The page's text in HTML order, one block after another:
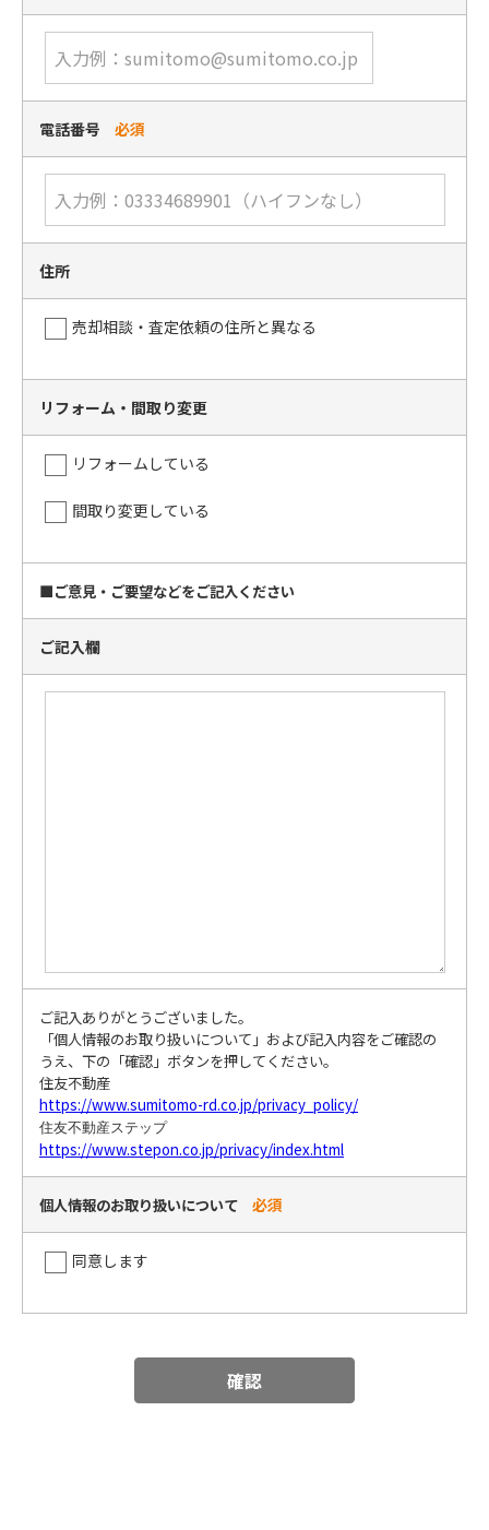
電話番号 必須
住所
売却相談・査定依頼の住所と異なる
リフォーム・間取り変更
リフォームしている
間取り変更している
■ご意見・ご要望などをご記入ください
ご記入欄
ご記入ありがとうございました。
「個人情報のお取り扱いについて」および記入内容をご確認の
うえ、下の「確認」ボタンを押してください。
住友不動産
https://www.sumitomo-rd.co.jp/privacy_policy/
住友不動産ステップ
https://www.stepon.co.jp/privacy/index.html
個人情報のお取り扱いについて 必須
同意します